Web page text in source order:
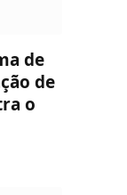
de
de
o